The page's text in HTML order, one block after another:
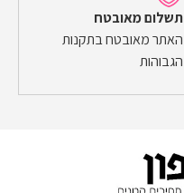
תשלום מאובטח
האתר מאובטח בתקנות
הגבוהות